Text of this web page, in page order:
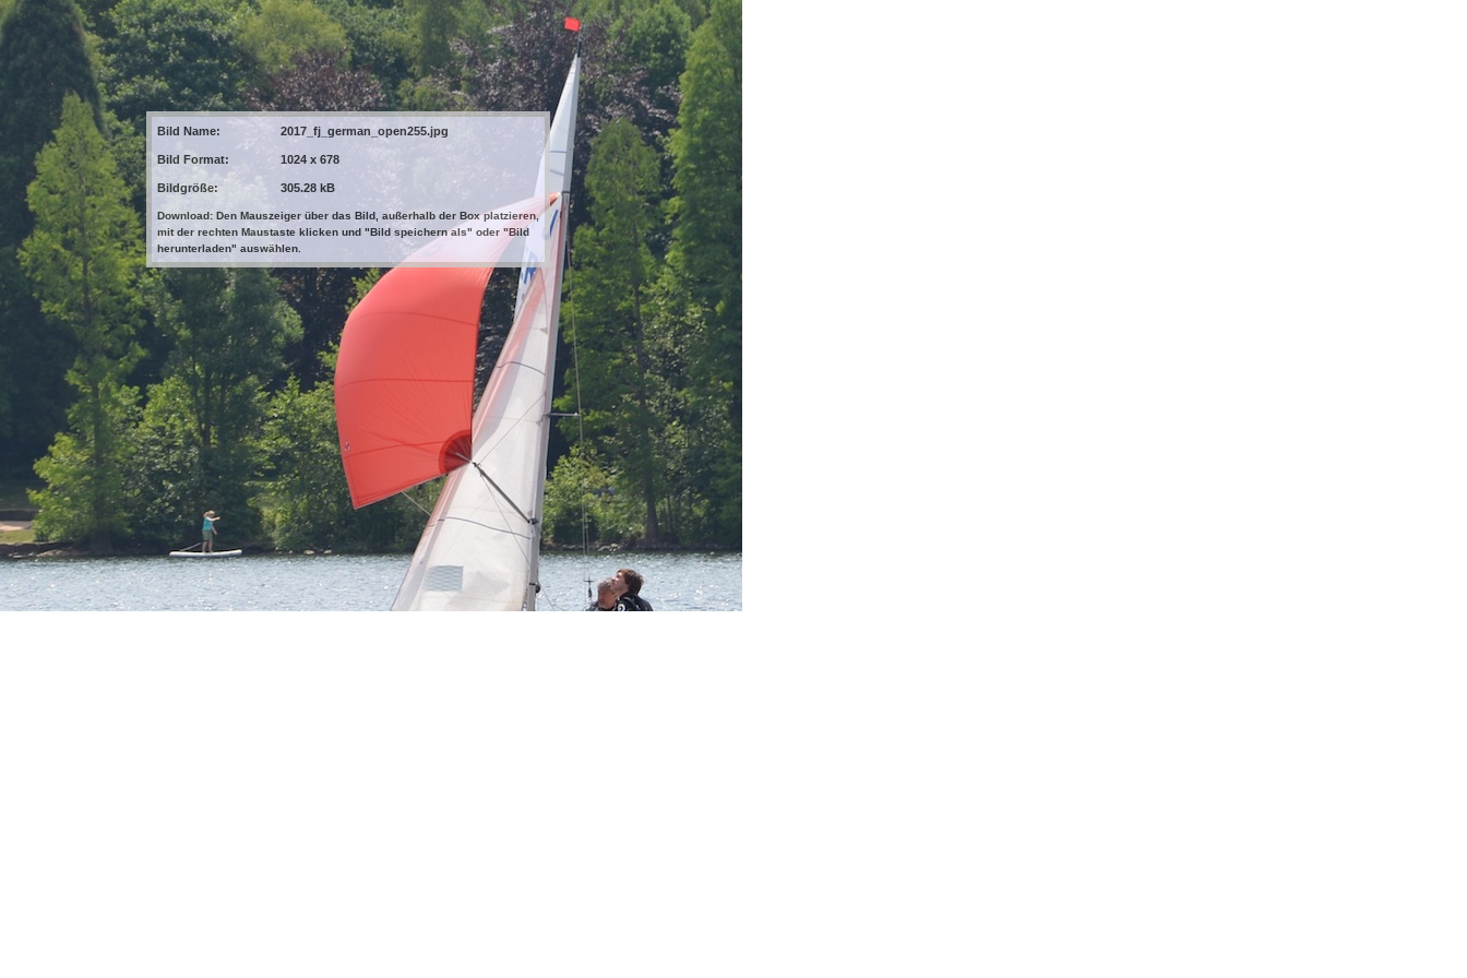
Bild Name: 2017_fj_german_open255.jpg
Bild Format: 1024 x 678
Bildgröße: 305.28 kB
Download: Den Mauszeiger über das Bild, außerhalb der Box platzieren,
mit der rechten Maustaste klicken und "Bild speichern als" oder "Bild
herunterladen" auswählen.